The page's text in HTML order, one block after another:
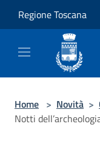
Regione Toscana
Home > Novità >
Notti